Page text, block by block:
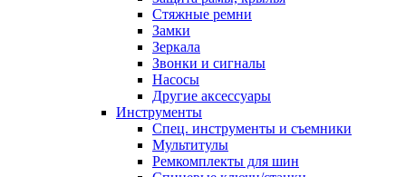
Стяжные ремни
Замки
Зеркала
Звонки и сигналы
Насосы
Другие аксессуары
Инструменты
Спец. инструменты и съемники
Мультитулы
Ремкомплекты для шин